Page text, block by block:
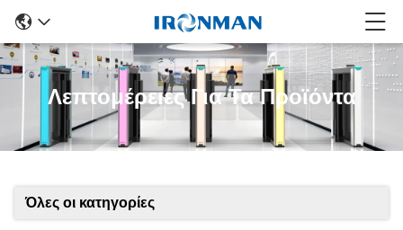
Λεπτομέρειες Για Τα Προϊόντα
Όλες οι κατηγορίες